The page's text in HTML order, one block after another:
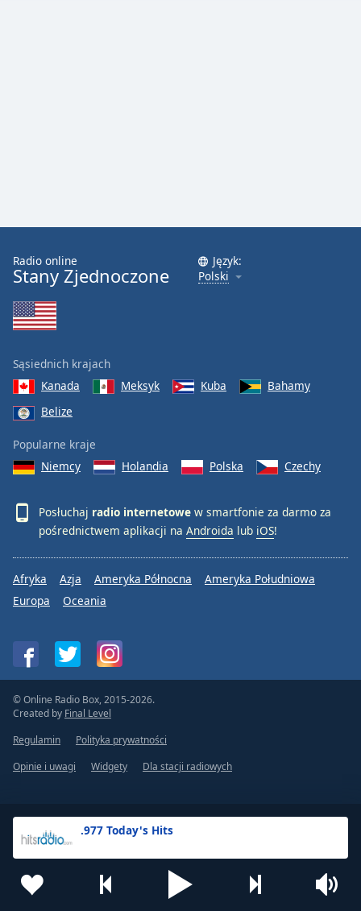
.977 Today's Hits
Radio online
Stany Zjednoczone
Język:
Polski
Sąsiednich krajach
Kanada
Meksyk Kuba
Bahamy
Belize
Popularne kraje
Niemcy
Holandia Polska Czechy
Posłuchaj radio internetowe w smartfonie za darmo za
pośrednictwem aplikacji na Androida lub iOS!
Afryka Azja Ameryka Północna
Ameryka Południowa
Europa
Oceania
© Online Radio Box, 2015-2026.
Created by Final Level
Regulamin
Polityka prywatności
Opinie i uwagi
Widgety Dla stacji radiowych